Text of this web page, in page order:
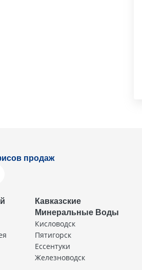
продаж
Кавказские
Минеральные Воды
Кисловодск
Пятигорск
Ессентуки
Железноводск